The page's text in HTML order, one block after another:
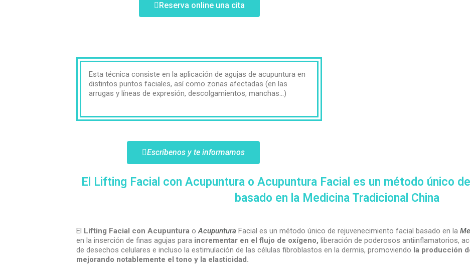
Reserva online una cita
Esta técnica consiste en la aplicación de agujas de acupuntura en
distintos puntos faciales, así como zonas afectadas (en las
arrugas y líneas de expresión, descolgamientos, manchas…)
Escríbenos y te informamos
El Lifting Facial con Acupuntura o Acupuntura Facial es un método único
basado en la Medicina Tradicional China
El Lifting Facial con Acupuntura oAcupuntura Facial es un método único de rejuvenecimiento facial basado en la
en la inserción de finas agujas para incrementar en el flujo de oxígeno, liberación de poderosos antiinflamatorios,
de desechos celulares e incluso la estimulación de las células fibroblastos en la dermis, promoviendo la producción
mejorando notablemente el tono y la elasticidad.